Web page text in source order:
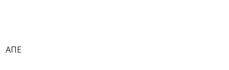
ΑΠΕ